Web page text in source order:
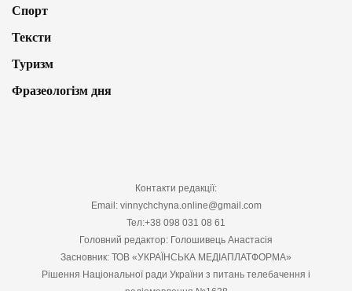
Спорт
Тексти
Туризм
Фразеологізм дня
Контакти редакції:
Email: vinnychchyna.online@gmail.com
Тел:+38 098 031 08 61
Головний редактор: Голошивець Анастасія
Засновник: ТОВ «УКРАЇНСЬКА МЕДІАПЛАТФОРМА»
Рішення Національної ради України з питань телебачення і